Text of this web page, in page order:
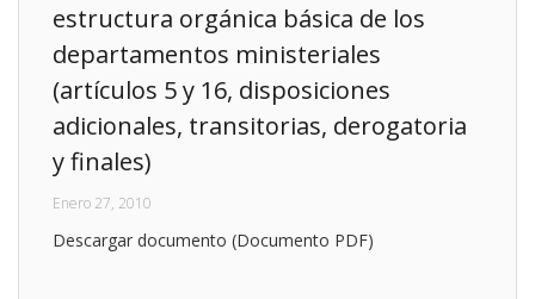
estructura orgánica básica de los
departamentos ministeriales
(artículos 5 y 16, disposiciones
adicionales, transitorias, derogatoria
y finales)
Enero 27, 2010
Descargar documento (Documento PDF)